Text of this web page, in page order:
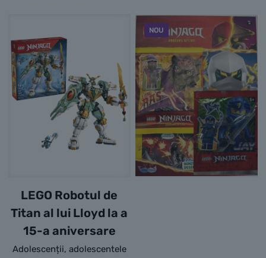
LEGO Robotul de
Titan al lui Lloyd la a
15-a aniversare
Adolescenții, adolescentele
NOU